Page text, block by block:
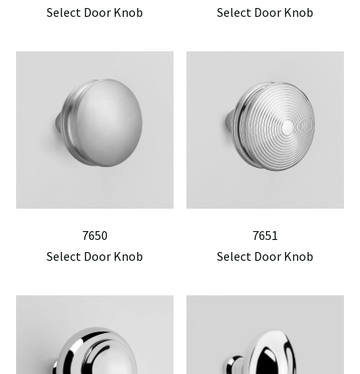
Select Door Knob
Select Door Knob
7650
Select Door Knob
7651
Select Door Knob